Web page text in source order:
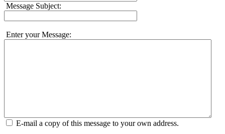
Message Subject:
Enter your Message:
E-mail a copy of this message to your own address.